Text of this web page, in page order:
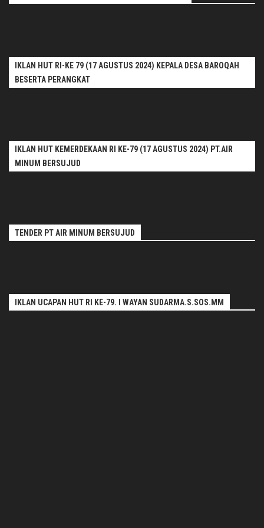
IKLAN HUT RI-KE 79 (17 AGUSTUS 2024) KEPALA DESA BAROQAH
BESERTA PERANGKAT
IKLAN HUT KEMERDEKAAN RI KE-79 (17 AGUSTUS 2024) PT.AIR
MINUM BERSUJUD
TENDER PT AIR MINUM BERSUJUD
IKLAN UCAPAN HUT RI KE-79. I WAYAN SUDARMA.S.SOS.MM